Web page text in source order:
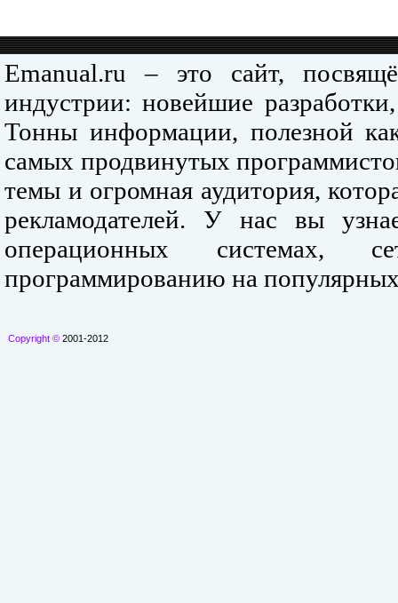
Emanual.ru – это сайт,
индустрии: новейшие
Тонны информации, полезной
самых продвинутых
темы и огромная аудитория,
рекламодателей. У нас вы
операционных системах,
программированию на
Copyright © 2001-2012